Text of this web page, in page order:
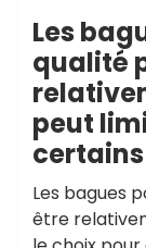
Les
qualité
peut
Les bagues
être